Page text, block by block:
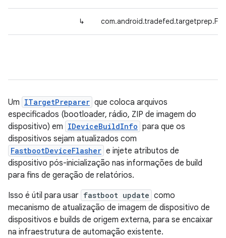
↳
Um ITargetPreparer que coloca arquivos
especificados (bootloader, rádio, ZIP de imagem do
dispositivo) em IDeviceBuildInfo para que os
dispositivos sejam atualizados com
FastbootDeviceFlasher e injete atributos de
dispositivo pós-inicialização nas informações de build
para fins de geração de relatórios.
Isso é útil para usar fastboot update como
mecanismo de atualização de imagem de dispositivo de
dispositivos e builds de origem externa, para se encaixar
na infraestrutura de automação existente.